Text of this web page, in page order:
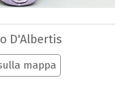
D'Albertis
mappa